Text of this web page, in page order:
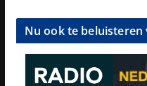
Nu ook te beluisteren